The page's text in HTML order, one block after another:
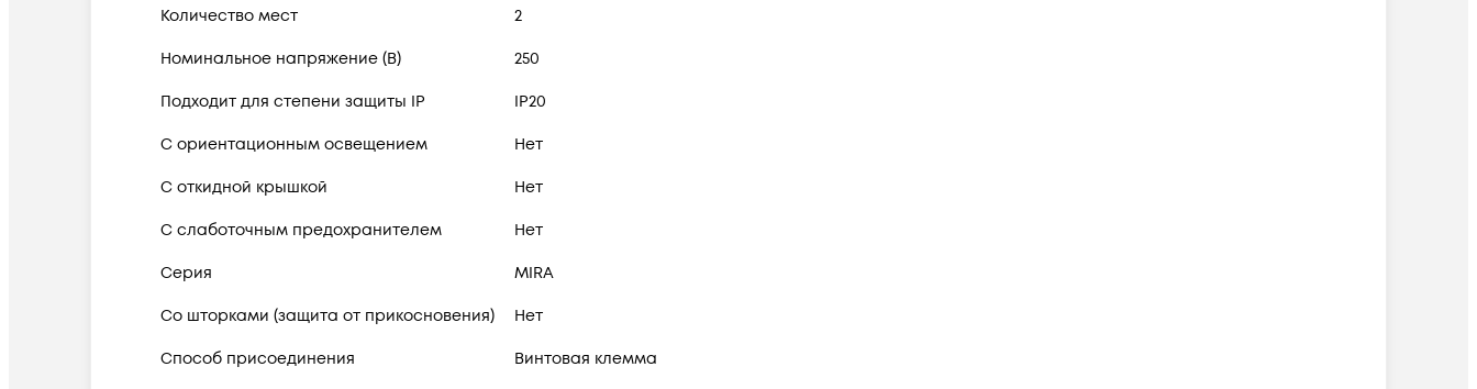
Количество мест 2
Номинальное напряжение (В) 250
Подходит для степени защиты IP IP20
С ориентационным освещением Нет
С откидной крышкой Нет
С слаботочным предохранителем Нет
Серия MIRA
Со шторками (защита от прикосновения) Нет
Способ присоединения Винтовая клемма